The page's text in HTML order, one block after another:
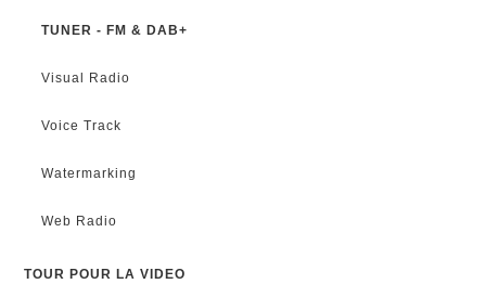
TUNER - FM & DAB+
Visual Radio
Voice Track
Watermarking
Web Radio
TOUR POUR LA VIDEO